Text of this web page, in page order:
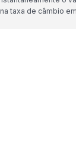
taxa de câmbio